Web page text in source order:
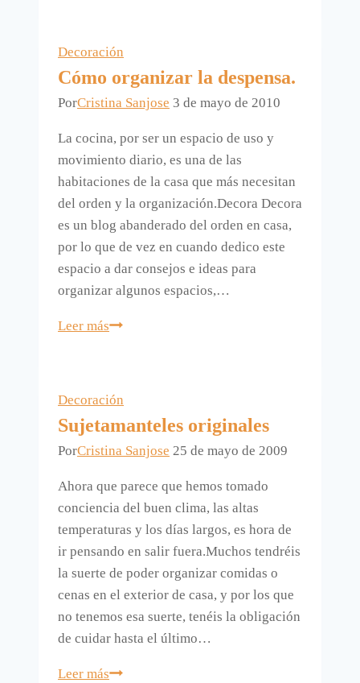
Decoración
Cómo organizar la despensa.
PorCristina Sanjose 3 de mayo de 2010
La cocina, por ser un espacio de uso y
movimiento diario, es una de las
habitaciones de la casa que más necesitan
del orden y la organización.Decora Decora
es un blog abanderado del orden en casa,
por lo que de vez en cuando dedico este
espacio a dar consejos e ideas para
organizar algunos espacios,…
Leer másCómo
Decoración
Sujetamanteles originales
PorCristina Sanjose 25 de mayo de 2009
Ahora que parece que hemos tomado
conciencia del buen clima, las altas
temperaturas y los días largos, es hora de
ir pensando en salir fuera.Muchos tendréis
la suerte de poder organizar comidas o
cenas en el exterior de casa, y por los que
no tenemos esa suerte, tenéis la obligación
de cuidar hasta el último…
Leer másSujetamanteles